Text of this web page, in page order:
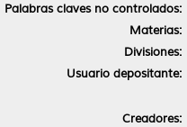
Palabras claves no controlados:
Materias:
Divisiones:
Usuario depositante:
Creadores: